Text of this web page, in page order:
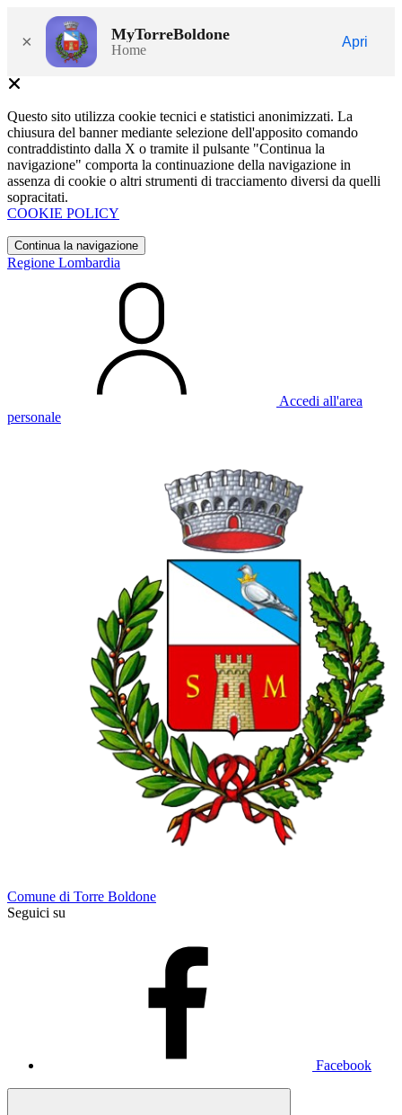
× MyTorreBoldone
Home
Apri
Questo sito utilizza cookie tecnici e statistici anonimizzati. La
chiusura del banner mediante selezione dell'apposito comando
contraddistinto dalla X o tramite il pulsante "Continua la
navigazione" comporta la continuazione della navigazione in
assenza di cookie o altri strumenti di tracciamento diversi da quelli
sopracitati.
COOKIE POLICY
Continua la navigazione
Regione Lombardia
Accedi all'area
personale
Comune di Torre Boldone
Seguici su
Facebook